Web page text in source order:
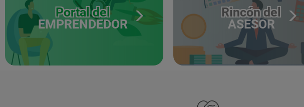
Portal del
EMPRENDEDOR
Rincón del
ASESOR